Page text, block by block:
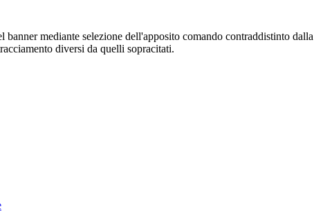
mediante selezione dell'apposito comando contraddistinto
diversi da quelli sopracitati.